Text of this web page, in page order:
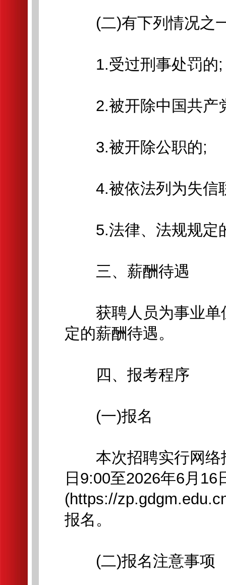
(二)有下列情况之
1.受过刑事处罚的;
2.被开除中国共产
3.被开除公职的;
4.被依法列为失信
5.法律、法规规定
三、薪酬待遇
获聘人员为事业单
定的薪酬待遇。
四、报考程序
(一)报名
本次招聘实行网络
日9:00至2026年6月
(https://
报名。
(二)报名注意事项